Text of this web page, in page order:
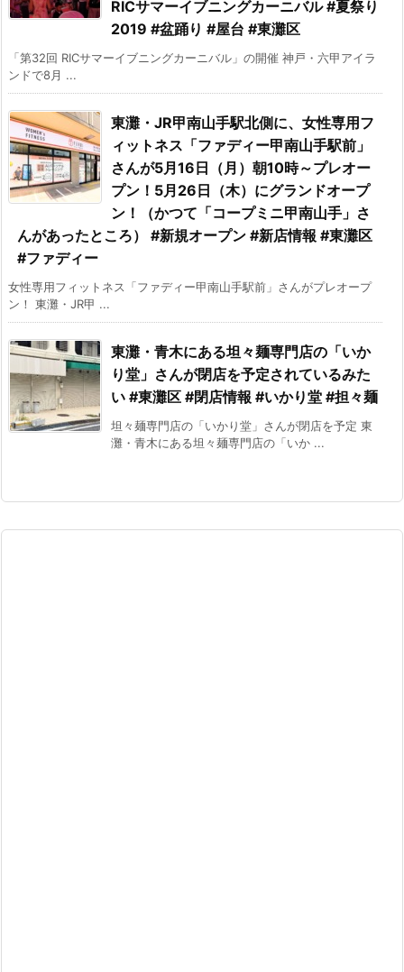
RICサマーイブニングカーニバル #夏祭り
2019 #盆踊り #屋台 #東灘区
「第32回 RICサマーイブニングカーニバル」の開催 神戸・六甲アイラ
ンドで8月 ...
東灘・JR甲南山手駅北側に、女性専用フ
ィットネス「ファディー甲南山手駅前」
さんが5月16日（月）朝10時～プレオー
プン！5月26日（木）にグランドオープ
ン！（かつて「コープミニ甲南山手」さ
んがあったところ） #新規オープン #新店情報 #東灘区
#ファディー
女性専用フィットネス「ファディー甲南山手駅前」さんがプレオープ
ン！ 東灘・JR甲 ...
東灘・青木にある坦々麺専門店の「いか
り堂」さんが閉店を予定されているみた
い #東灘区 #閉店情報 #いかり堂 #担々麺
坦々麺専門店の「いかり堂」さんが閉店を予定 東
灘・青木にある坦々麺専門店の「いか ...